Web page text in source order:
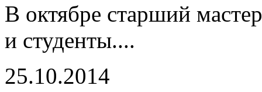
В октябре старший
и студенты....
25.10.2014